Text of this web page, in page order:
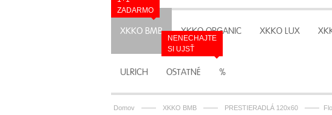
XKKO BMB
ZADARMO
XKKO ORGANIC XKKO LUX
ULRICH OSTATNÉ %
NENECHAJTE
SI UJSŤ
Domov —— XKKO BMB —— PRESTIERADLÁ 120x60 ——